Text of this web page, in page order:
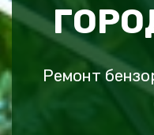
Ремонт